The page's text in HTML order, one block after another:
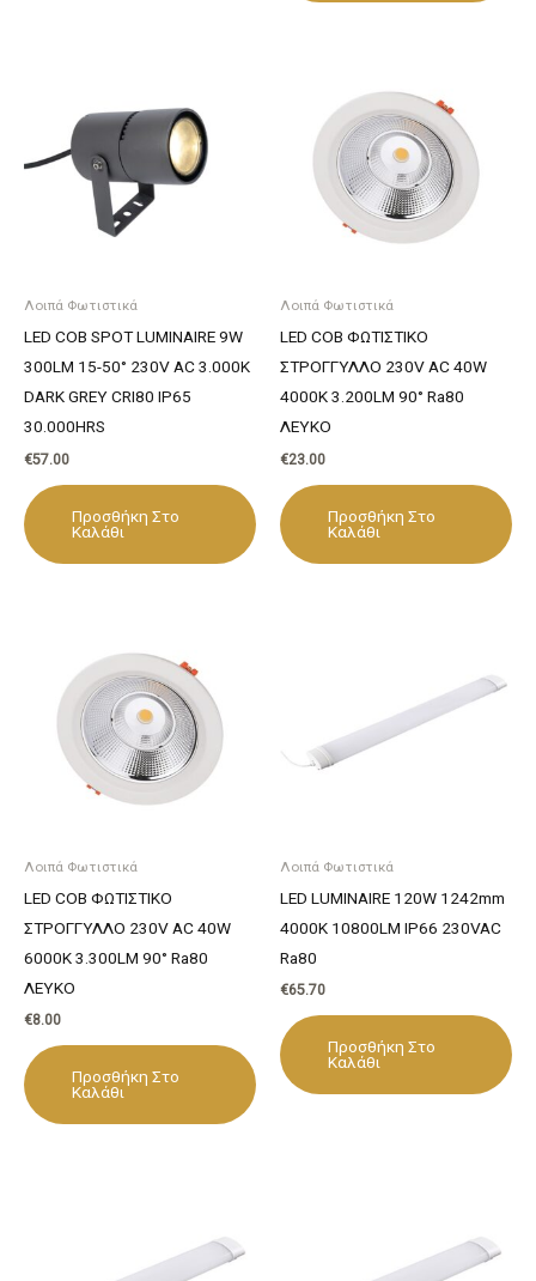
Λοιπά Φωτιστικά
LED COB SPOT LUMINAIRE 9W
300LM 15-50° 230V AC 3.000K
DARK GREY CRI80 IP65
30.000HRS
€57.00
Προσθήκη Στο
Καλάθι
Λοιπά Φωτιστικά
LED COB ΦΩΤΙΣΤΙΚΟ
ΣΤΡΟΓΓΥΛΛΟ 230V AC 40W
4000K 3.200LM 90° Ra80
ΛΕΥΚΟ
€23.00
Προσθήκη Στο
Καλάθι
Λοιπά Φωτιστικά
LED COB ΦΩΤΙΣΤΙΚΟ
ΣΤΡΟΓΓΥΛΛΟ 230V AC 40W
6000K 3.300LM 90° Ra80
ΛΕΥΚΟ
€8.00
Προσθήκη Στο
Καλάθι
Λοιπά Φωτιστικά
LED LUMINAIRE 120W 1242mm
4000K 10800LM IP66 230VAC
Ra80
€65.70
Προσθήκη Στο
Καλάθι